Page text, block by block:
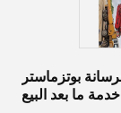
2012 مضخة خرسانة بوتزماستر